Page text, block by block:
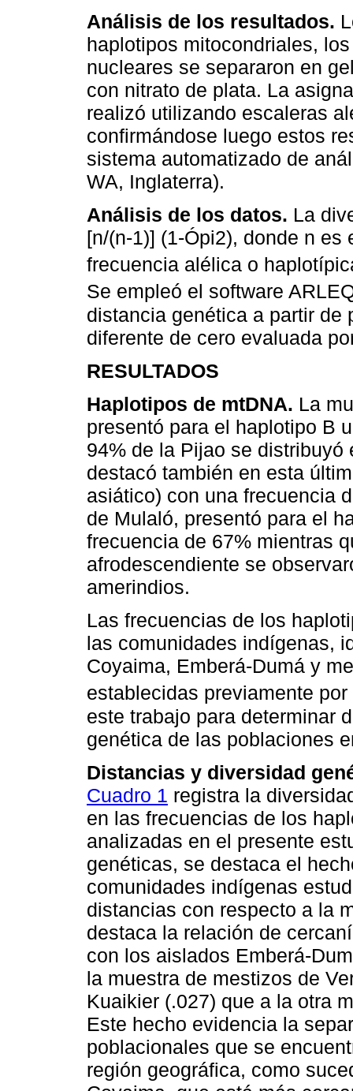
Análisis de los resultados.
haplotipos mitocondriales,
nucleares se separaron en
con nitrato de plata. La
realizó utilizando escaleras
confirmándose luego estos
sistema automatizado de
WA, Inglaterra).
Análisis de los datos. La
[n/(n-1)] (1-Ópi2), donde n
frecuencia alélica o
Se empleó el software
distancia genética a partir de
diferente de cero evaluada
RESULTADOS
Haplotipos de mtDNA. La
presentó para el haplotipo B
94% de la Pijao se
destacó también en esta
asiático) con una frecuencia
de Mulaló, presentó para el
frecuencia de 67% mientras
afrodescendiente se
amerindios.
Las frecuencias de los
las comunidades indígenas,
Coyaima, Emberá-Dumá y
establecidas previamente
este trabajo para determinar
genética de las poblaciones
Distancias y diversidad
Cuadro 1 registra la
en las frecuencias de los
analizadas en el presente
genéticas, se destaca el
comunidades indígenas
distancias con respecto a la
destaca la relación de
con los aislados Emberá-
la muestra de mestizos de
Kuaikier (.027) que a la otra
Este hecho evidencia la
poblacionales que se
región geográfica, como